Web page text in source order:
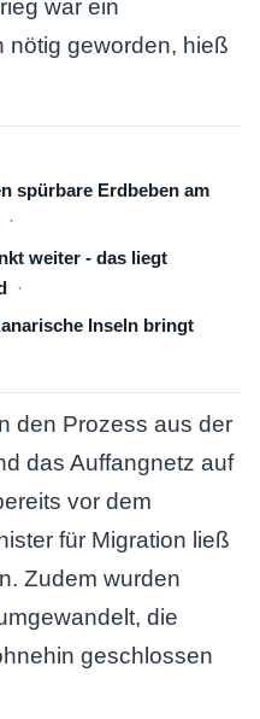
war ein
nötig geworden, hieß
spürbare Erdbeben am
weiter - das liegt
Inseln bringt
den Prozess aus der
das Auffangnetz auf
vor dem
für Migration ließ
Zudem wurden
die
geschlossen